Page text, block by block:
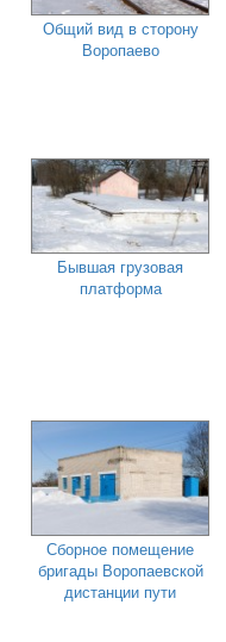
Общий вид в сторону
Воропаево
Бывшая грузовая
платформа
Сборное помещение
бригады Воропаевской
дистанции пути